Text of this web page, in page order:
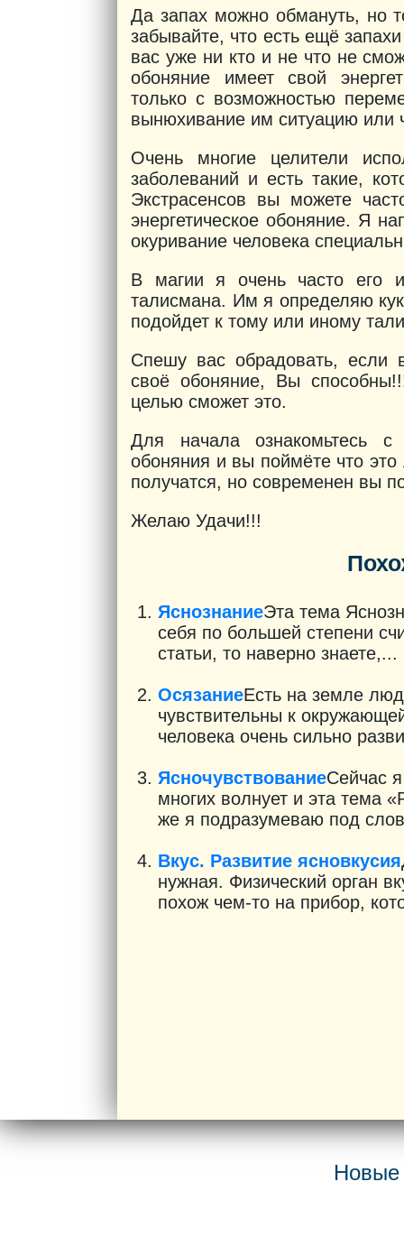
Да запах можно обмануть, но
забывайте, что есть ещё
вас уже ни кто и не что не
обоняние имеет свой
только с возможностью
вынюхивание им ситуацию или
Очень многие целители
заболеваний и есть такие,
Экстрасенсов вы можете
энергетическое обоняние. Я
окуривание человека
В магии я очень часто его
талисмана. Им я определяю
подойдет к тому или иному
Спешу вас обрадовать, если
своё обоняние, Вы
целью сможет это.
Для начала ознакомьтесь с
обоняния и вы поймёте что
получатся, но современен вы
Желаю Удачи!!!
ЯснознаниеЭта тема
себя по большей степени
статьи, то наверно знаете,...
ОсязаниеЕсть на земле
чувствительны к
человека очень сильно
ЯсночувствованиеСейчас я
многих волнует и эта тема
же я подразумеваю под
Вкус. Развитие ясновкусия
нужная. Физический орган
похож чем-то на прибор,
Новые